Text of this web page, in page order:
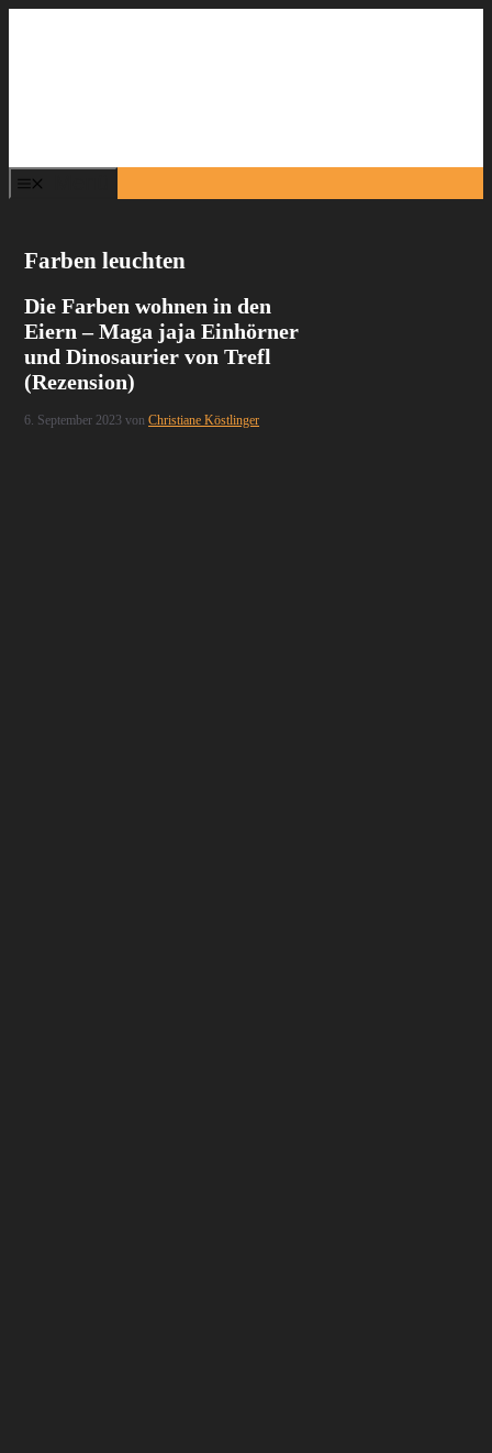
Farben leuchten
Die Farben wohnen in den
Eiern – Maga jaja Einhörner
und Dinosaurier von Trefl
(Rezension)
6. September 2023 vonChristiane Köstlinger